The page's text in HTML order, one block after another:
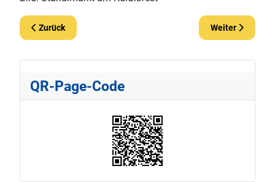
Vorheriger Beitrag: Youtube Videos
Zurück Nächster
Weiter
QR-Page-Code